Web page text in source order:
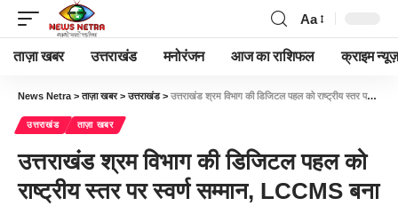
Aa
ताज़ा खबर उत्तराखंड मनोरंजन आज का राशिफल क्राइम न्यूज़
News Netra >ताज़ा खबर>उत्तराखंड> उत्तराखंड श्रम विभाग की डिजिटल पहल को राष्ट्रीय स्तर पर स्वर्ण सम्मान, LCCMS बना मॉडल-Newsnetra
उत्तराखंड ताज़ा खबर
उत्तराखंड श्रम विभाग की डिजिटल पहल को
राष्ट्रीय स्तर पर स्वर्ण सम्मान, LCCMS बना